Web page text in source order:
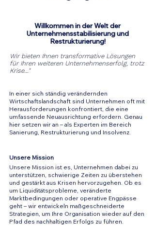
Willkommen in der Welt der
Unternehmensstabilisierung und
Restrukturierung!
Wir bieten Ihnen transformative Lösungen
für Ihren weiteren Unternehmenserfolg, trotz
Krise..."
In einer sich ständig verändernden
Wirtschaftslandschaft sind Unternehmen oft mit
Herausforderungen konfrontiert, die eine
umfassende Neuausrichtung erfordern. Genau
hier setzen wir an – als Experten im Bereich
Sanierung, Restrukturierung und Insolvenz.
Unsere Mission
Unsere Mission ist es, Unternehmen dabei zu
unterstützen, schwierige Zeiten zu überstehen
und gestärkt aus Krisen hervorzugehen. Ob es
um Liquiditätsprobleme, veränderte
Marktbedingungen oder operative Engpässe
geht – wir entwickeln maßgeschneiderte
Strategien, um Ihre Organisation wieder auf den
Pfad des nachhaltigen Erfolgs zu führen.